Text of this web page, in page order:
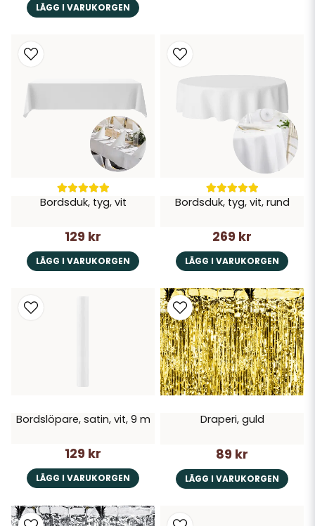
LÄGG I VARUKORGEN
Bordsduk, tyg, vit
129 kr
LÄGG I VARUKORGEN
Bordsduk, tyg, vit, rund
269 kr
LÄGG I VARUKORGEN
Bordslöpare, satin, vit, 9 m
129 kr
LÄGG I VARUKORGEN
Draperi, guld
89 kr
LÄGG I VARUKORGEN